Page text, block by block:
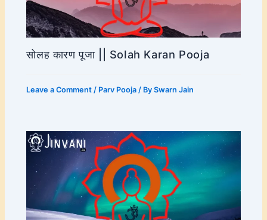
सोलह कारण पूजा || Solah Karan Pooja
Leave a Comment / Parv Pooja / BySwarn Jain